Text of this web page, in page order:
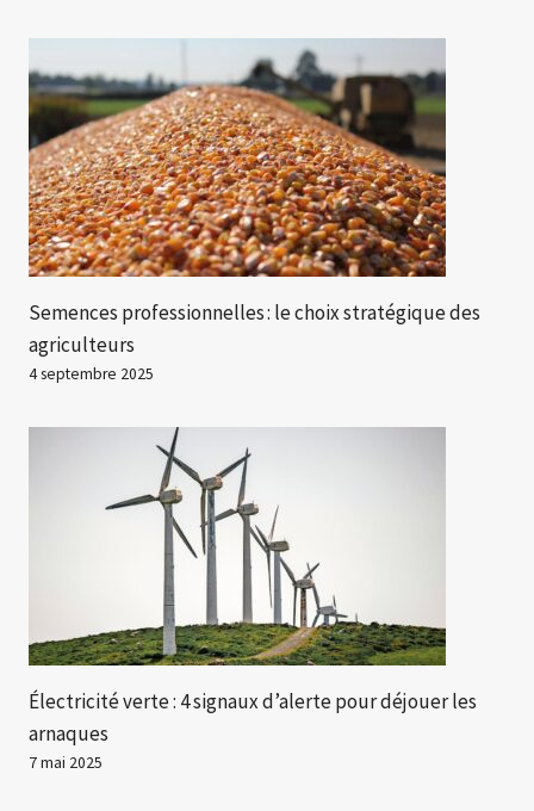
Semences professionnelles : le choix stratégique des
agriculteurs
4 septembre 2025
Électricité verte : 4 signaux d’alerte pour déjouer les
arnaques
7 mai 2025